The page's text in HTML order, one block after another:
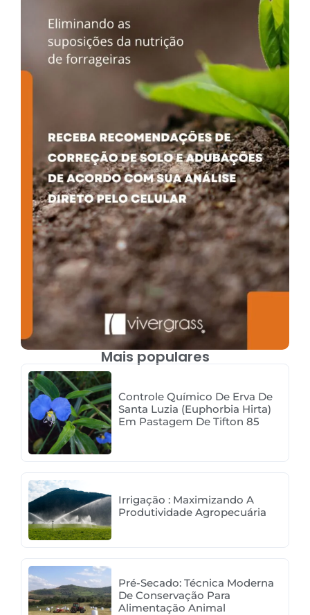
Mais populares
Controle Químico De Erva De
Santa Luzia (Euphorbia Hirta)
Em Pastagem De Tifton 85
Irrigação : Maximizando A
Produtividade Agropecuária
Pré-Secado: Técnica Moderna
De Conservação Para
Alimentação Animal